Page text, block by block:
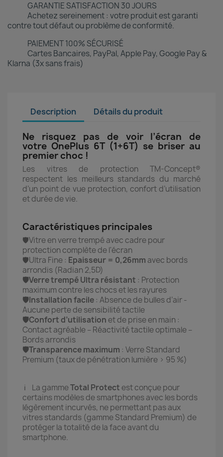
GARANTIE SATISFACTION 30 JOURS
Achetez sereinement : votre produit est garanti
contre tout défaut ou problème de conformité.
PAIEMENT 100% SÉCURISÉ
Cartes Bancaires, PayPal, Apple Pay, Google Pay &
Klarna (3x sans frais)
Description Détails du produit
Ne risquez pas de voir l’écran de
votre OnePlus 6T (1+6T) se briser au
premier choc !
Les vitres de protection TM-Concept®
respectent les meilleurs standards du marché
d’un point de vue protection, confort d’utilisation
et durée de vie.
Caractéristiques principales
🛡️Vitre en verre trempé avec cadre pour
protection complète de l'écran
🛡️Ultra Fine : Epaisseur = 0,26mm avec bords
arrondis (Radian 2,5D)
🛡️Verre trempé Ultra résistant : Protection
maximum contre les chocs et les rayures
🛡️Installation facile : Absence de bulles d’air -
Aucune perte de sensibilité tactile
🛡️Confort d’utilisation et de prise en main :
Contact agréable – Réactivité tactile optimale –
Bords arrondis
🛡️Transparence maximum : Verre Standard
Premium (taux de pénétration lumière > 95 %)
ℹ️ La gammeTotal Protect est conçue pour
certains modèles de smartphones avec les bords
légèrement incurvés, ne permettant pas aux
vitres standards (gamme Standard Premium) de
protéger la totalité de la face avant du
smartphone.